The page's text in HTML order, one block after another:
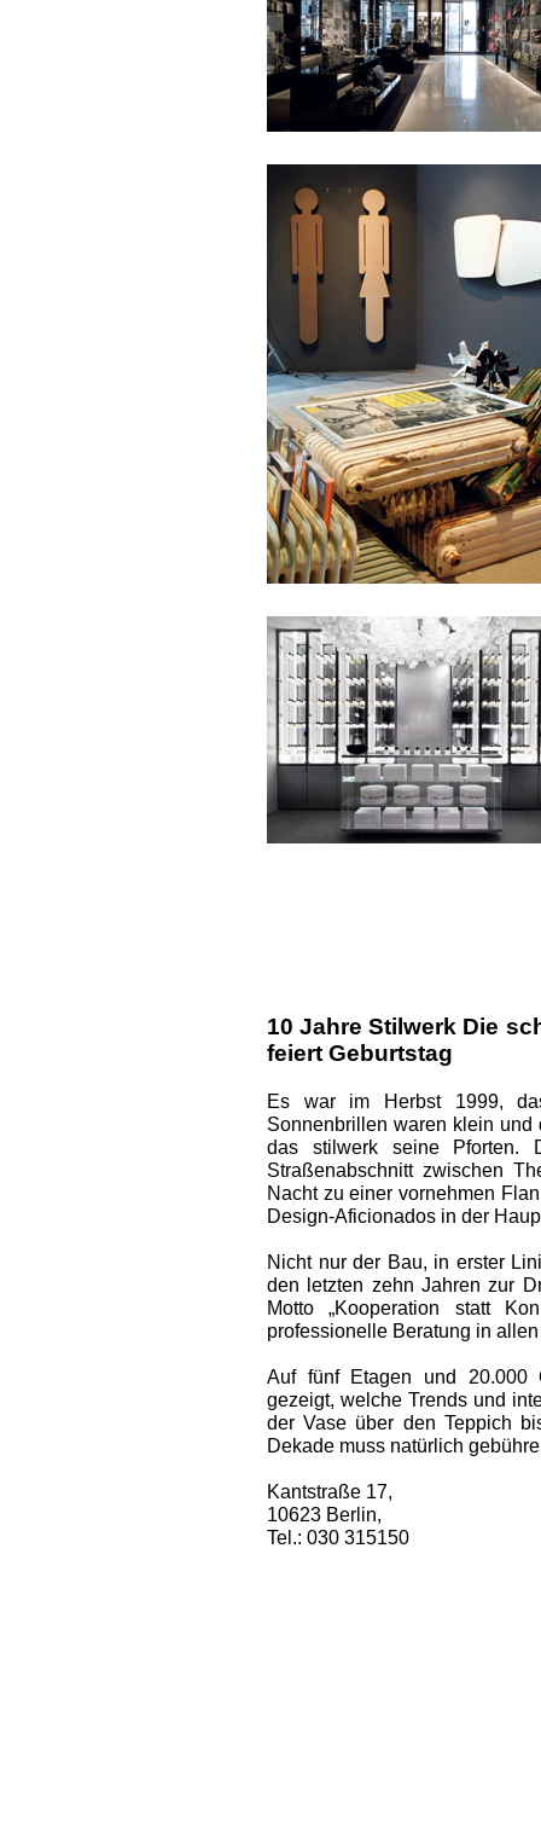
10 Jahre Stilwerk Die
feiert Geburtstag
Es war im Herbst 1999,
Sonnenbrillen waren klein und
das stilwerk seine Pforten.
Straßenabschnitt zwischen
Nacht zu ­einer vornehmen
Design-Aficio­nados in der
Nicht nur der Bau, in erster
den letzten zehn Jahren zur
Motto „Kooperation statt
professionelle Beratung in
Auf fünf Etagen und 20.000
gezeigt, welche Trends und
der Vase über den Teppich
Dekade muss natürlich
Kantstraße 17,
10623 Berlin,
Tel.: 030 315150